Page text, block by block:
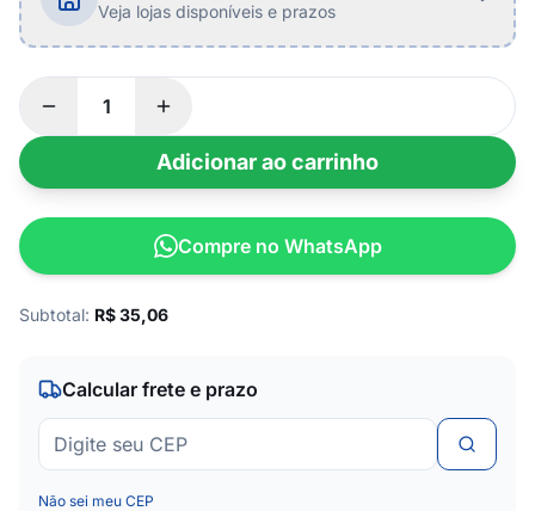
Veja lojas disponíveis e prazos
Adicionar ao carrinho
Compre no WhatsApp
Subtotal: R$35,06
Calcular frete e prazo
Não sei meu CEP